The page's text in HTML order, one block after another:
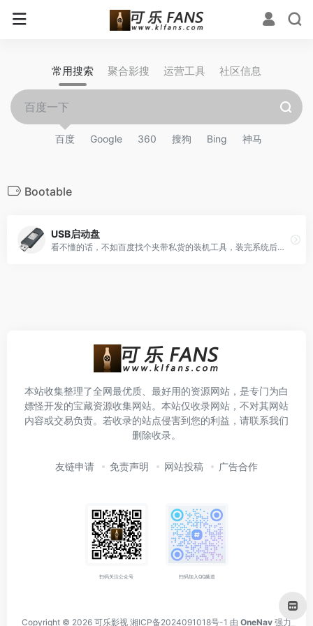
常用搜索 聚合影搜 运营工具 社区信息
百度 Google 360 搜狗 Bing 神马
Bootable
USB启动盘
看不懂的话，不如百度找个夹带私货的装机工具，装完系统后再重置系统
本站收集整理了全网最优质、最好用的资源网站，是专门为白
嫖怪开发的宝藏资源收集网站。本站仅收录网站，不对其网站
内容或交易负责。若收录的站点侵害到您的利益，请联系我们
删除收录。
友链申请 免责声明 网站投稿 广告合作
扫码关注公众号 扫码加入QQ频道
Copyright © 2026 可乐影视 湘ICP备2024091018号-1 由 OneNav 强力